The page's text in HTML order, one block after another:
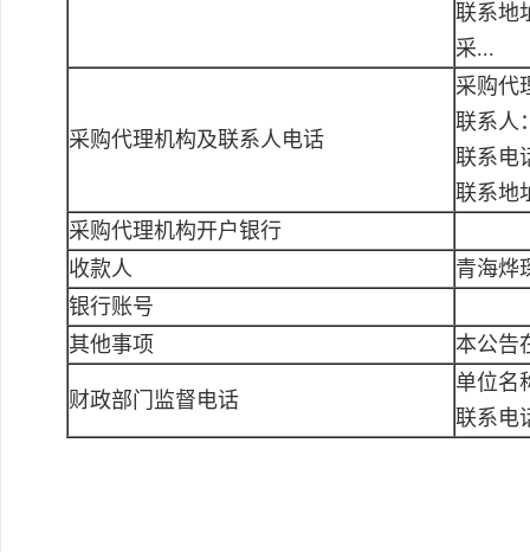
联系地
采...
采购代理机构及联系人电话
采购代
联系人
联系电
联系地
采购代理机构开户银行
收款人
青海烨
银行账号
其他事项
本公告
财政部门监督电话
单位名
联系电